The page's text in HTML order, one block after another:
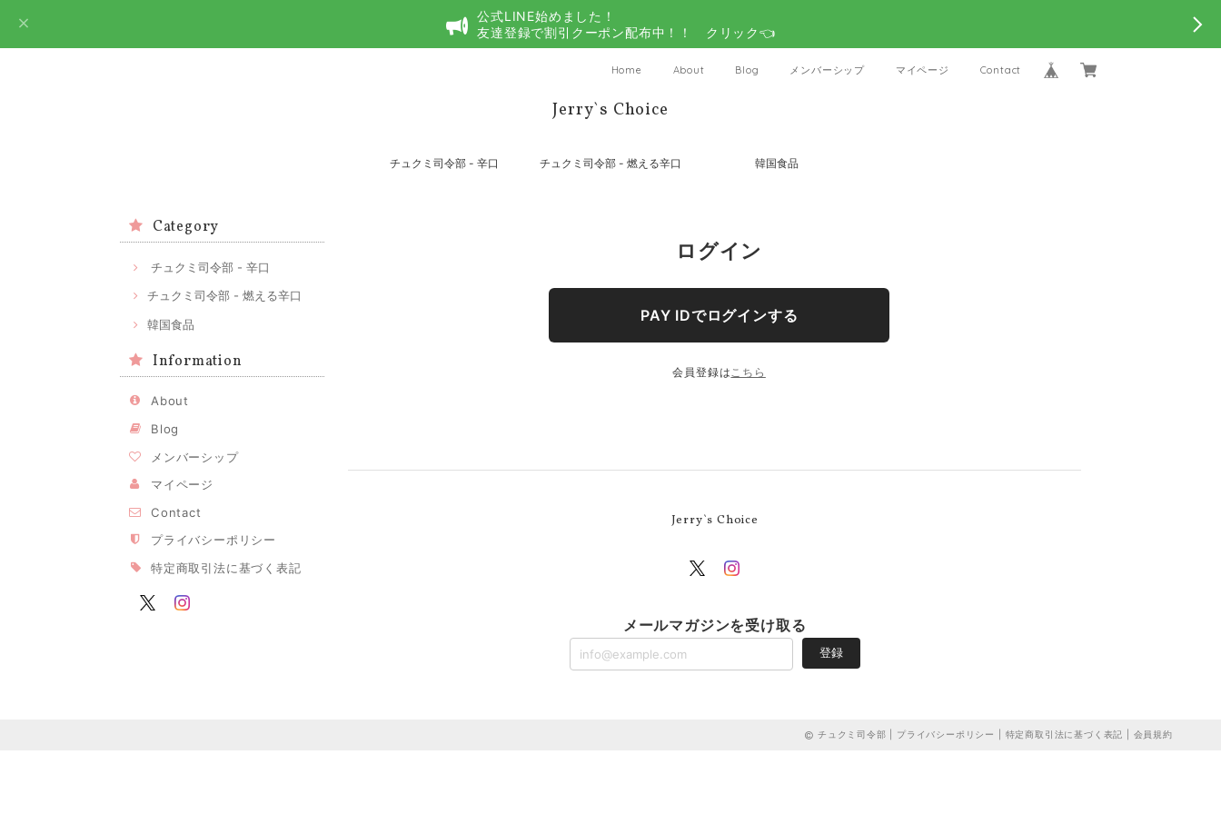
公式LINE始めました！
友達登録で割引クーポン配布中！！ クリック👈
Home About Blog メンバーシップ マイページ Contact
Jerry`s Choice
チュクミ司令部 - 辛口 チュクミ司令部 - 燃える辛口 韓国食品
Category
チュクミ司令部 - 辛口
チュクミ司令部 - 燃える辛口
韓国食品
Information
About
Blog
メンバーシップ
マイページ
Contact
プライバシーポリシー
特定商取引法に基づく表記
ログイン
PAY IDでログインする
会員登録はこちら
Jerry`s Choice
メールマガジンを受け取る
登録
チュクミ司令部 | プライバシーポリシー 特定商取引法に基づく表記 会員規約